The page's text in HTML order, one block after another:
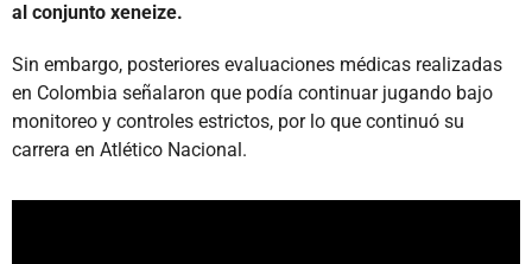
al conjunto xeneize.
Sin embargo, posteriores evaluaciones médicas realizadas
en Colombia señalaron que podía continuar jugando bajo
monitoreo y controles estrictos, por lo que continuó su
carrera en Atlético Nacional.